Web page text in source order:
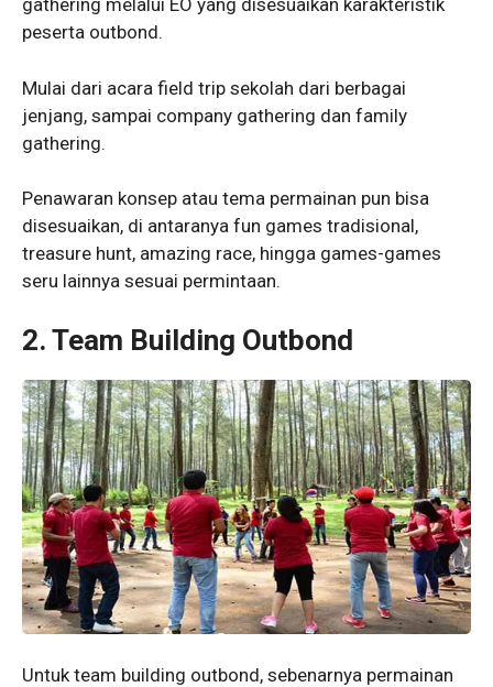
gathering melalui EO yang disesuaikan karakteristik
peserta outbond.
Mulai dari acara field trip sekolah dari berbagai
jenjang, sampai company gathering dan family
gathering.
Penawaran konsep atau tema permainan pun bisa
disesuaikan, di antaranya fun games tradisional,
treasure hunt, amazing race, hingga games-games
seru lainnya sesuai permintaan.
2. Team Building Outbond
Untuk team building outbond, sebenarnya permainan